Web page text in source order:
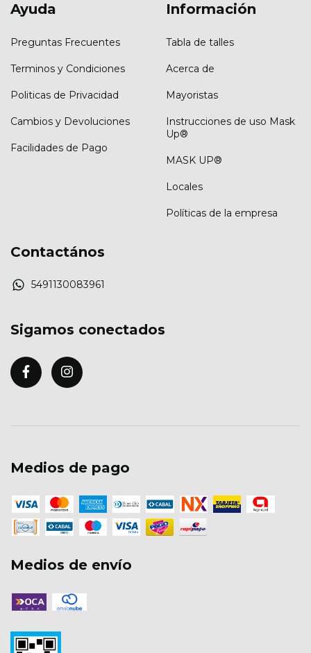
Ayuda
Preguntas Frecuentes
Terminos y Condiciones
Politicas de Privacidad
Cambios y Devoluciones
Facilidades de Pago
Información
Tabla de talles
Acerca de
Mayoristas
Instrucciones de uso Mask
Up®
MASK UP®
Locales
Políticas de la empresa
Contactános
5491130083961
Sigamos conectados
Medios de pago
Medios de envío